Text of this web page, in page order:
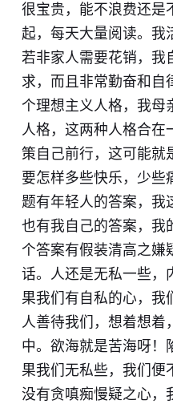
很宝贵，能不浪费还是
起，每天大量阅读。我
若非家人需要花销，我
求，而且非常勤奋和自
个理想主义人格，我母
人格，这两种人格合在
策自己前行，这可能就
要怎样多些快乐，少些
题有年轻人的答案，我
也有我自己的答案，我
个答案有假装清高之嫌
话。人还是无私一些，
果我们有自私的心，我
人善待我们，想着想着
中。欲海就是苦海呀！
果我们无私些，我们便
没有贪嗔痴慢疑之心，